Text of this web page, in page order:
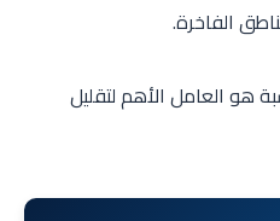
هو العامل الأهم لتقليل